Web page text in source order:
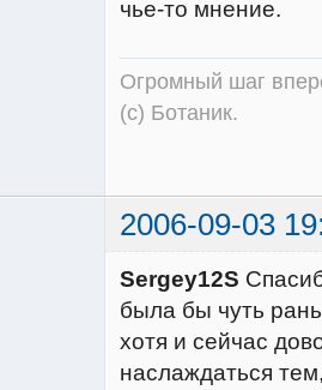
чье-то мнение.
Огромный шаг
(с) Ботаник.
2006-09-03
Sergey12S
была бы чуть
хотя и сейчас
наслаждаться